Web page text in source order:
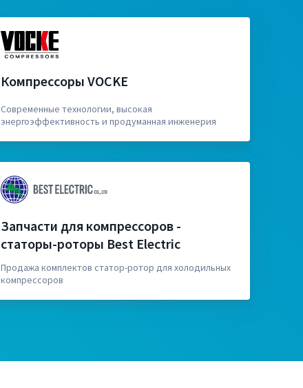
Компрессоры VOCKE
Современные технологии, высокая
энергоэффективность и продуманная инженерия
Запчасти для компрессоров -
статоры-роторы Best Electric
Продажа комплектов статор-ротор для холодильных
компрессоров